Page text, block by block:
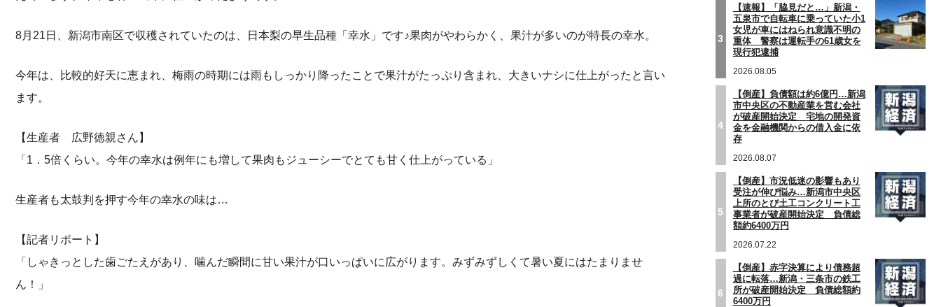
8月21日、新潟市南区で収穫されていたのは、日本梨の早生品種「幸水」です♪果肉がやわらかく、果汁が多いのが特長の幸水。
今年は、比較的好天に恵まれ、梅雨の時期には雨もしっかり降ったことで果汁がたっぷり含まれ、大きいナシに仕上がったと言い
ます。
【生産者 広野徳親さん】
「1．5倍くらい。今年の幸水は例年にも増して果肉もジューシーでとても甘く仕上がっている」
生産者も太鼓判を押す今年の幸水の味は…
【記者リポート】
「しゃきっとした歯ごたえがあり、噛んだ瞬間に甘い果汁が口いっぱいに広がります。みずみずしくて暑い夏にはたまりませ
ん！」
3
【速報】「脇見だと…」新潟・
五泉市で自転車に乗っていた小1
女児が車にはねられ意識不明の
重体 警察は運転手の61歳女を
現行犯逮捕
2026.08.05
4
【倒産】負債額は約6億円…新潟
市中央区の不動産業を営む会社
が破産開始決定 宅地の開発資
金を金融機関からの借入金に依
存
2026.08.07
5
【倒産】市況低迷の影響もあり
受注が伸び悩み…新潟市中央区
上所のとび土工コンクリート工
事業者が破産開始決定 負債総
額約6400万円
2026.07.22
6
【倒産】赤字決算により債務超
過に転落…新潟・三条市の鉄工
所が破産開始決定 負債総額約
6400万円